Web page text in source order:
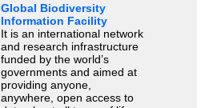
Global Biodiversity
Information Facility
It is an international network
and research infrastructure
funded by the world’s
governments and aimed at
providing anyone,
anywhere, open access to